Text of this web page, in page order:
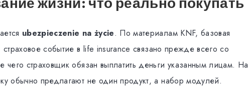
ubezpieczenie na życie. По материалам KNF, базовая
страховое событие в life insurance связано прежде всего со
чего страховщик обязан выплатить деньги указанным лицам. На
обычно предлагают не один продукт, а набор модулей.